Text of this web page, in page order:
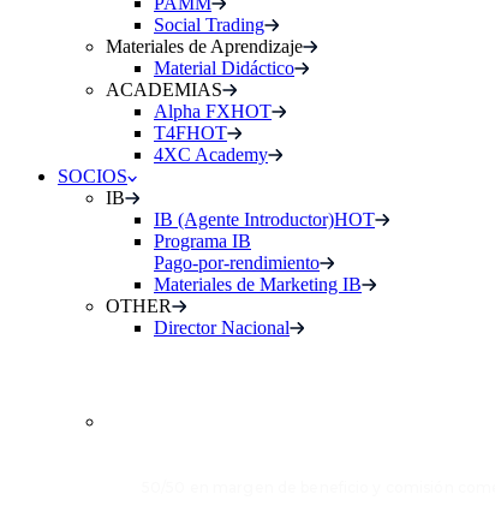
Social Trading
Materiales de Aprendizaje
Material Didáctico
ACADEMIAS
Alpha FXHOT
T4FHOT
4XC Academy
SOCIOS
IB
IB (Agente Introductor)HOT
Programa IB
Pago-por-rendimiento
Materiales de Marketing IB
OTHER
Director Nacional